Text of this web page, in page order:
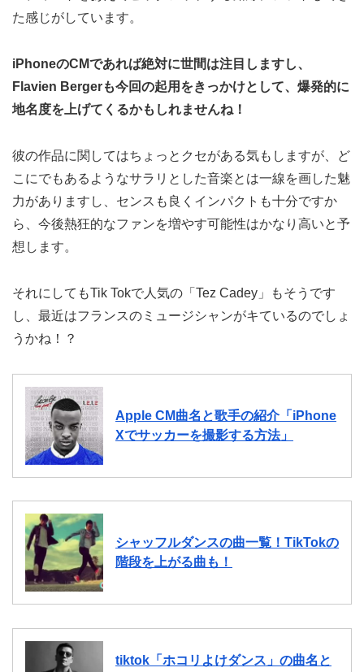
た感じがしています。
iPhoneのCMであれば絶対に世間は注目しますし、
Flavien Bergerも今回の起用をきっかけとして、爆発的に
地名度を上げてくるかもしれませんね！
彼の作品に関してはちょっとクセがある気もしますが、ど
こにでもあるようなサラリとした音楽とは一線を画した魅
力がありますし、センスも良くインパクトも十分ですか
ら、今後熱狂的なファンを増やす可能性はかなり高いと予
想します。
それにしてもTik Tokで人気の「Tez Cadey」もそうです
し、最近はフランスのミュージシャンがキているのでしょ
うかね！？
Apple CM曲名と歌手の紹介「iPhone
Xでサッカーを撮影する方法」
シャッフルダンスの曲一覧！TikTokの
階段を上がる曲も！
tiktok「ホコリよけダンス」の曲名と